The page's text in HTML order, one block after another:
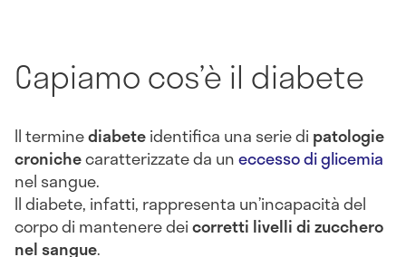
Capiamo cos’è il diabete
Il terminediabeteidentifica una serie di patologie
cronichecaratterizzate da uneccesso di glicemia
nel sangue.
Il diabete, infatti, rappresenta un’incapacità del
corpo di mantenere deicorretti livelli di zucchero
nel sangue.